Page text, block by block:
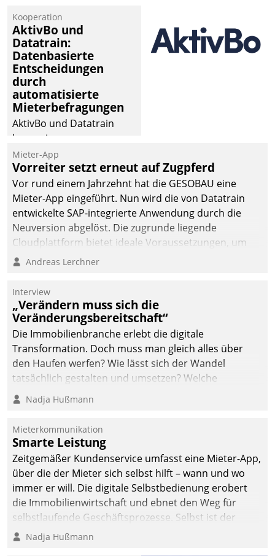
Kooperation
AktivBo und
Datatrain:
Datenbasierte
Entscheidungen
durch
automatisierte
Mieterbefragungen
AktivBo und Datatrain
kooperieren –
Immobilienunternehmen
profitieren: Die nahtlose
Integration der Lösungen
von AktivBo und
Datatrain ermöglicht
automatisiert ausgelöste,
zielgerichtete
Mieterbefragungen – eine
starke Grundlage für
intelligente,
datengestützte
Entscheidungen.
Mieter-App
Vorreiter setzt erneut auf Zugpferd
Vor rund einem Jahrzehnt hat die GESOBAU eine
Mieter-App eingeführt. Nun wird die von Datatrain
entwickelte SAP-integrierte Anwendung durch die
Neuversion abgelöst. Die zugrunde liegende
Cloudplattform bietet ideale Voraussetzungen, um
die Funktionalität der App zu erweitern und weitere
integrieren.
Andreas Lerchner
Interview
„Verändern muss sich die
Veränderungsbereitschaft“
Die Immobilienbranche erlebt die digitale
Transformation. Doch muss man gleich alles über
den Haufen werfen? Wie lässt sich der Wandel
tatsächlich gestalten und umsetzen? Welche
Argumente zählen wirklich?
Nadja Hußmann
Mieterkommunikation
Smarte Leistung
Zeitgemäßer Kundenservice umfasst eine Mieter-App,
über die der Mieter sich selbst hilft – wann und wo
immer er will. Die digitale Selbstbedienung erobert
die Immobilienwirtschaft und ebnet den Weg für
selbstlaufende Geschäftsprozesse. Selbst ist der
Kunde und smart der Serviceanbieter.
Nadja Hußmann